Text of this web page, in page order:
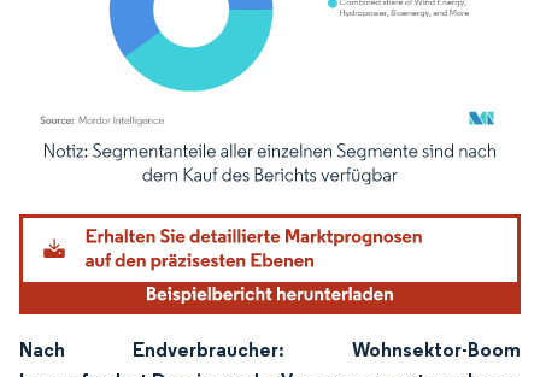
Bild © Mordor Intelligence. Wiederverwendung erfordert Namensnennung
Nach Endverbraucher: Wohnsektor-Boom